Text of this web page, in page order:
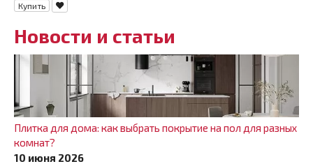
Купить
Новости и статьи
Плитка для дома: как выбрать покрытие на пол для разных
комнат?
10 июня 2026